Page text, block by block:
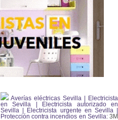
Averías eléctricas Sevilla | Electricista
en Sevilla | Electricista autorizado en
Sevilla | Electricista urgente en Sevilla |
Protección contra incendios en Sevilla:3M